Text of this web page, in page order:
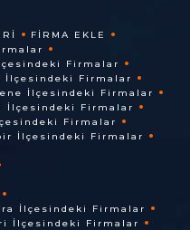
FIRMA EKLE
Firmalar
İlçesindeki Firmalar
İlçesindeki Firmalar
İlçesindeki Firmalar
Firmalar
İlçesindeki Firmalar
İlçesindeki Firmalar
İlçesindeki Firmalar